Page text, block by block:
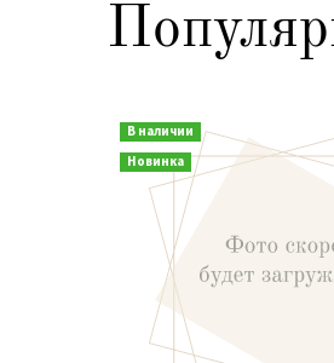
В наличии
Новинка